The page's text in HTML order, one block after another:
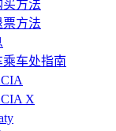
方法
方法
车处指南
X